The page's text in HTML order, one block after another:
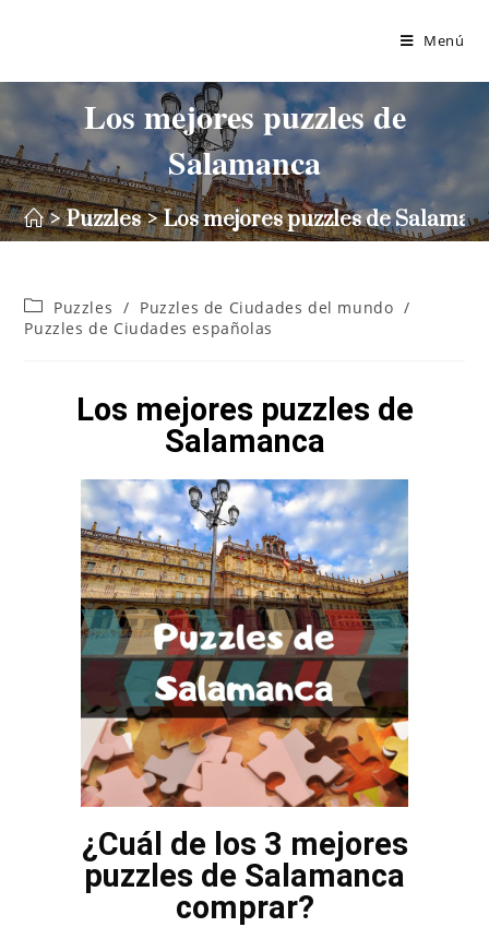
Menú
Los mejores puzzles de
Salamanca
> Puzzles > Los mejores puzzles de
Puzzles / Puzzles de Ciudades del mundo /
Puzzles de Ciudades españolas
Los mejores puzzles de
Salamanca
¿Cuál de los 3 mejores
puzzles de Salamanca
comprar?